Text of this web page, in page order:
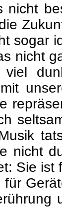
sogar
nicht
nicht
Sie